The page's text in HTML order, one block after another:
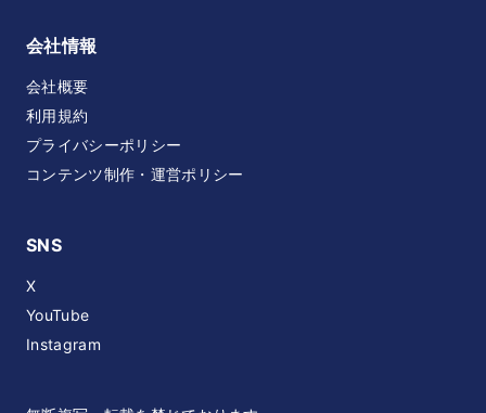
会社情報
会社概要
利用規約
プライバシーポリシー
コンテンツ制作・運営ポリシー
SNS
X
YouTube
Instagram